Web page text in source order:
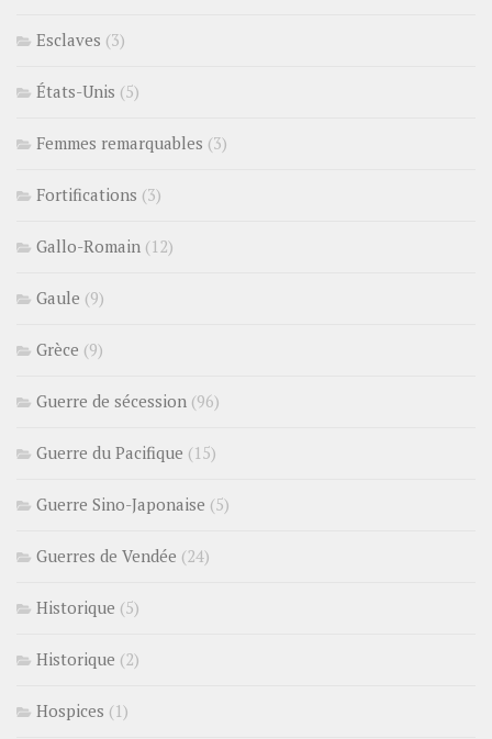
Esclaves (3)
États-Unis (5)
Femmes remarquables (3)
Fortifications (3)
Gallo-Romain (12)
Gaule (9)
Grèce (9)
Guerre de sécession (96)
Guerre du Pacifique (15)
Guerre Sino-Japonaise (5)
Guerres de Vendée (24)
Historique (5)
Historique (2)
Hospices (1)